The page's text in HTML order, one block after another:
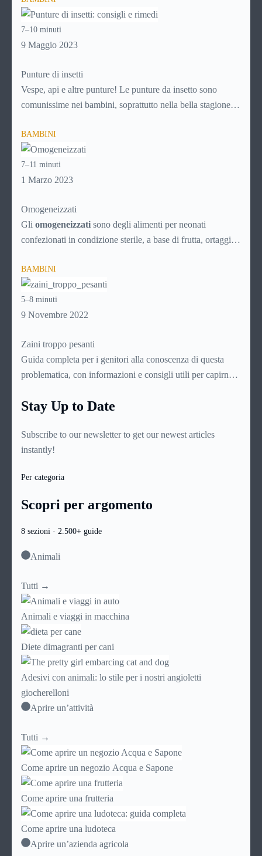
crescita. Per sapere di più su come affrontare i disturbi
legati all’ansia nei bambini, continua a leggere!
7–10 minuti
9 Maggio 2023
Punture di insetti
Vespe, api e altre punture! Le punture da insetto sono
comunissime nei bambini, soprattutto nella bella stagione
all’aria aperta. Ad ogni puntura, però, c’è il suo rimedio.
Scopricome comportarti in caso di puntura di insetto
continuando a leggere questa guida!
BAMBINI
7–11 minuti
1 Marzo 2023
Omogeneizzati
Gli omogeneizzati sono degli alimenti per neonati
confezionati in condizione sterile, a base di frutta, ortaggi o
sottoponendo le sostanze scelte ad una sofisticata procedura
di omogeneizzazione che li renda digeribili dal delicato
stomaco dei bambini molto piccoli, non oltre i dieci mesi di
età. Dato che si intuisce come sia importante per le mamme
su questo delicato prodotto.
BAMBINI
5–8 minuti
9 Novembre 2022
Zaini troppo pesanti
Guida completa per i genitori alla conoscenza di questa
problematica, con informazioni e consigli utili per capirne
individuare lo specialista più indicato e intervenire per
Stay Up to Date
Subscribe to our newsletter to get our newest articles
instantly!
Per categoria
Scopri per argomento
8 sezioni · 2.500+ guide
Animali
Tutti →
Animali e viaggi in macchina
Diete dimagranti per cani
Adesivi con animali: lo stile per i nostri angioletti
giocherelloni
Aprire un’attività
Tutti →
Come aprire un negozio Acqua e Sapone
Come aprire una frutteria
Come aprire una ludoteca
Aprire un’azienda agricola